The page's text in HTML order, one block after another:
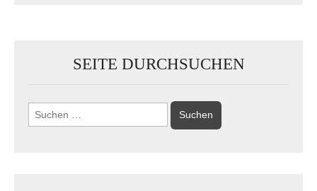
SEITE DURCHSUCHEN
Suchen
nach: